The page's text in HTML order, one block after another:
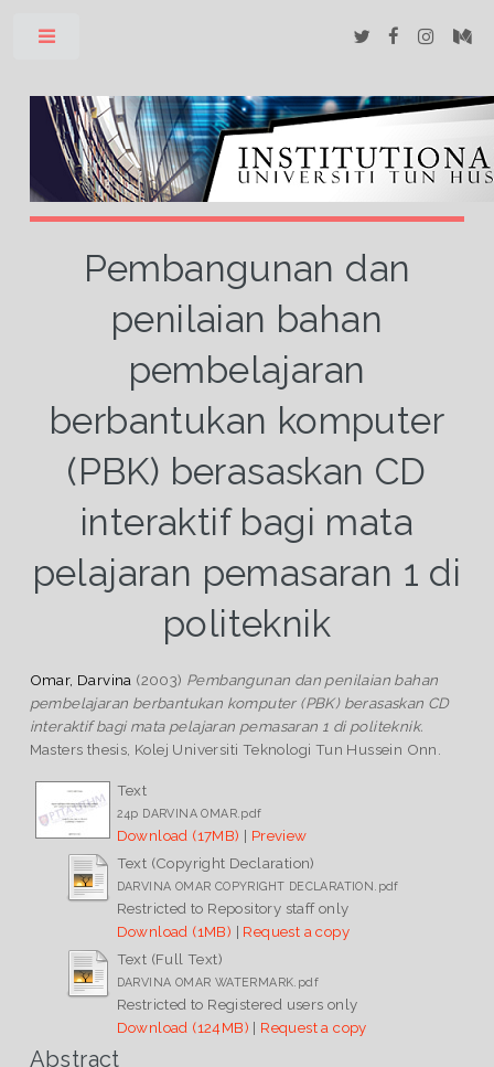
Pembangunan dan
penilaian bahan
pembelajaran
berbantukan komputer
(PBK) berasaskan CD
interaktif bagi mata
pelajaran pemasaran 1 di
politeknik
Omar, Darvina (2003) Pembangunan dan penilaian bahan
pembelajaran berbantukan komputer (PBK) berasaskan CD
interaktif bagi mata pelajaran pemasaran 1 di politeknik.
Masters thesis, Kolej Universiti Teknologi Tun Hussein Onn.
Text
24p DARVINA OMAR.pdf
Download (17MB) | Preview
Text (Copyright Declaration)
DARVINA OMAR COPYRIGHT DECLARATION.pdf
Restricted to Repository staff only
Download (1MB) | Request a copy
Text (Full Text)
DARVINA OMAR WATERMARK.pdf
Restricted to Registered users only
Download (124MB) | Request a copy
Abstract